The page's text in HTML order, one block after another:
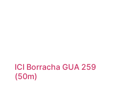
ICI Borracha GUA 259
(50m)